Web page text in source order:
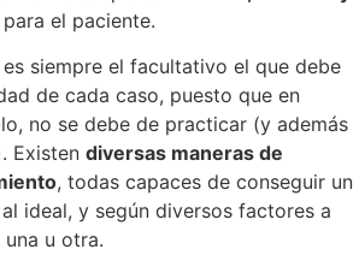
para el paciente.
siempre el facultativo el que debe
de cada caso, puesto que en
no se debe de practicar (y además
Existen diversas maneras de
, todas capaces de conseguir un
ideal, y según diversos factores a
u otra.